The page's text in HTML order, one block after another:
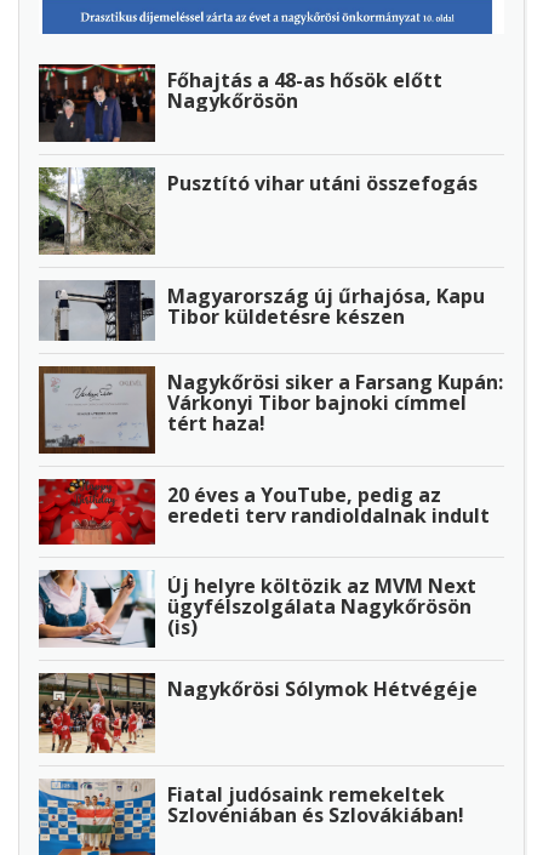
Főhajtás a 48-as hősök előtt
Nagykőrösön
Pusztító vihar utáni összefogás
Magyarország új űrhajósa, Kapu
Tibor küldetésre készen
Nagykőrösi siker a Farsang Kupán:
Várkonyi Tibor bajnoki címmel
tért haza!
20 éves a YouTube, pedig az
eredeti terv randioldalnak indult
Új helyre költözik az MVM Next
ügyfélszolgálata Nagykőrösön
(is)
Nagykőrösi Sólymok Hétvégéje
Fiatal judósaink remekeltek
Szlovéniában és Szlovákiában!